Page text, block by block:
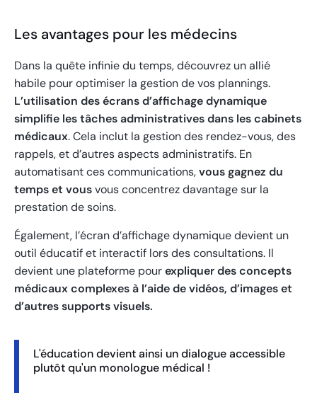
Les avantages pour les médecins
Dans la quête infinie du temps, découvrez un allié
habile pour optimiser la gestion de vos plannings.
L’utilisation des écrans d’affichage dynamique
simplifie les tâches administratives dans les cabinets
médicaux. Cela inclut la gestion des rendez-vous, des
rappels, et d’autres aspects administratifs. En
automatisant ces communications,vous gagnez du
temps et vousvous concentrez davantage sur la
prestation de soins.
Également, l’écran d’affichage dynamique devient un
outil éducatif et interactif lors des consultations. Il
devient une plateforme pourexpliquer des concepts
médicaux complexes à l’aide de vidéos, d’images et
d’autres supports visuels.
L'éducation devient ainsi un dialogue accessible
plutôt qu'un monologue médical !